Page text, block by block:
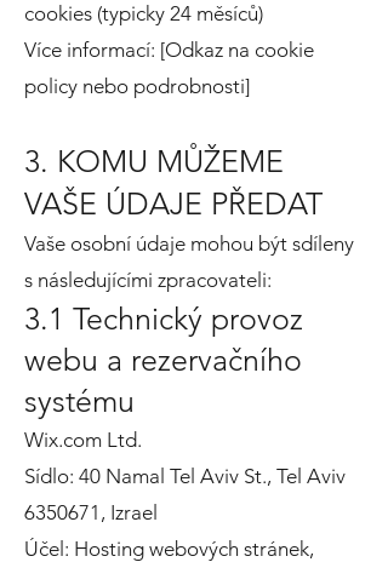
cookies (typicky 24 měsíců)
Více informací: [Odkaz na cookie
policy nebo podrobnosti]
3. KOMU MŮŽEME
VAŠE ÚDAJE PŘEDAT
Vaše osobní údaje mohou být sdíleny
s následujícími zpracovateli:
3.1 Technický provoz
webu a rezervačního
systému
Wix.com Ltd.
Sídlo: 40 Namal Tel Aviv St., Tel Aviv
6350671 , Izrael
Účel: Hosting webových stránek,